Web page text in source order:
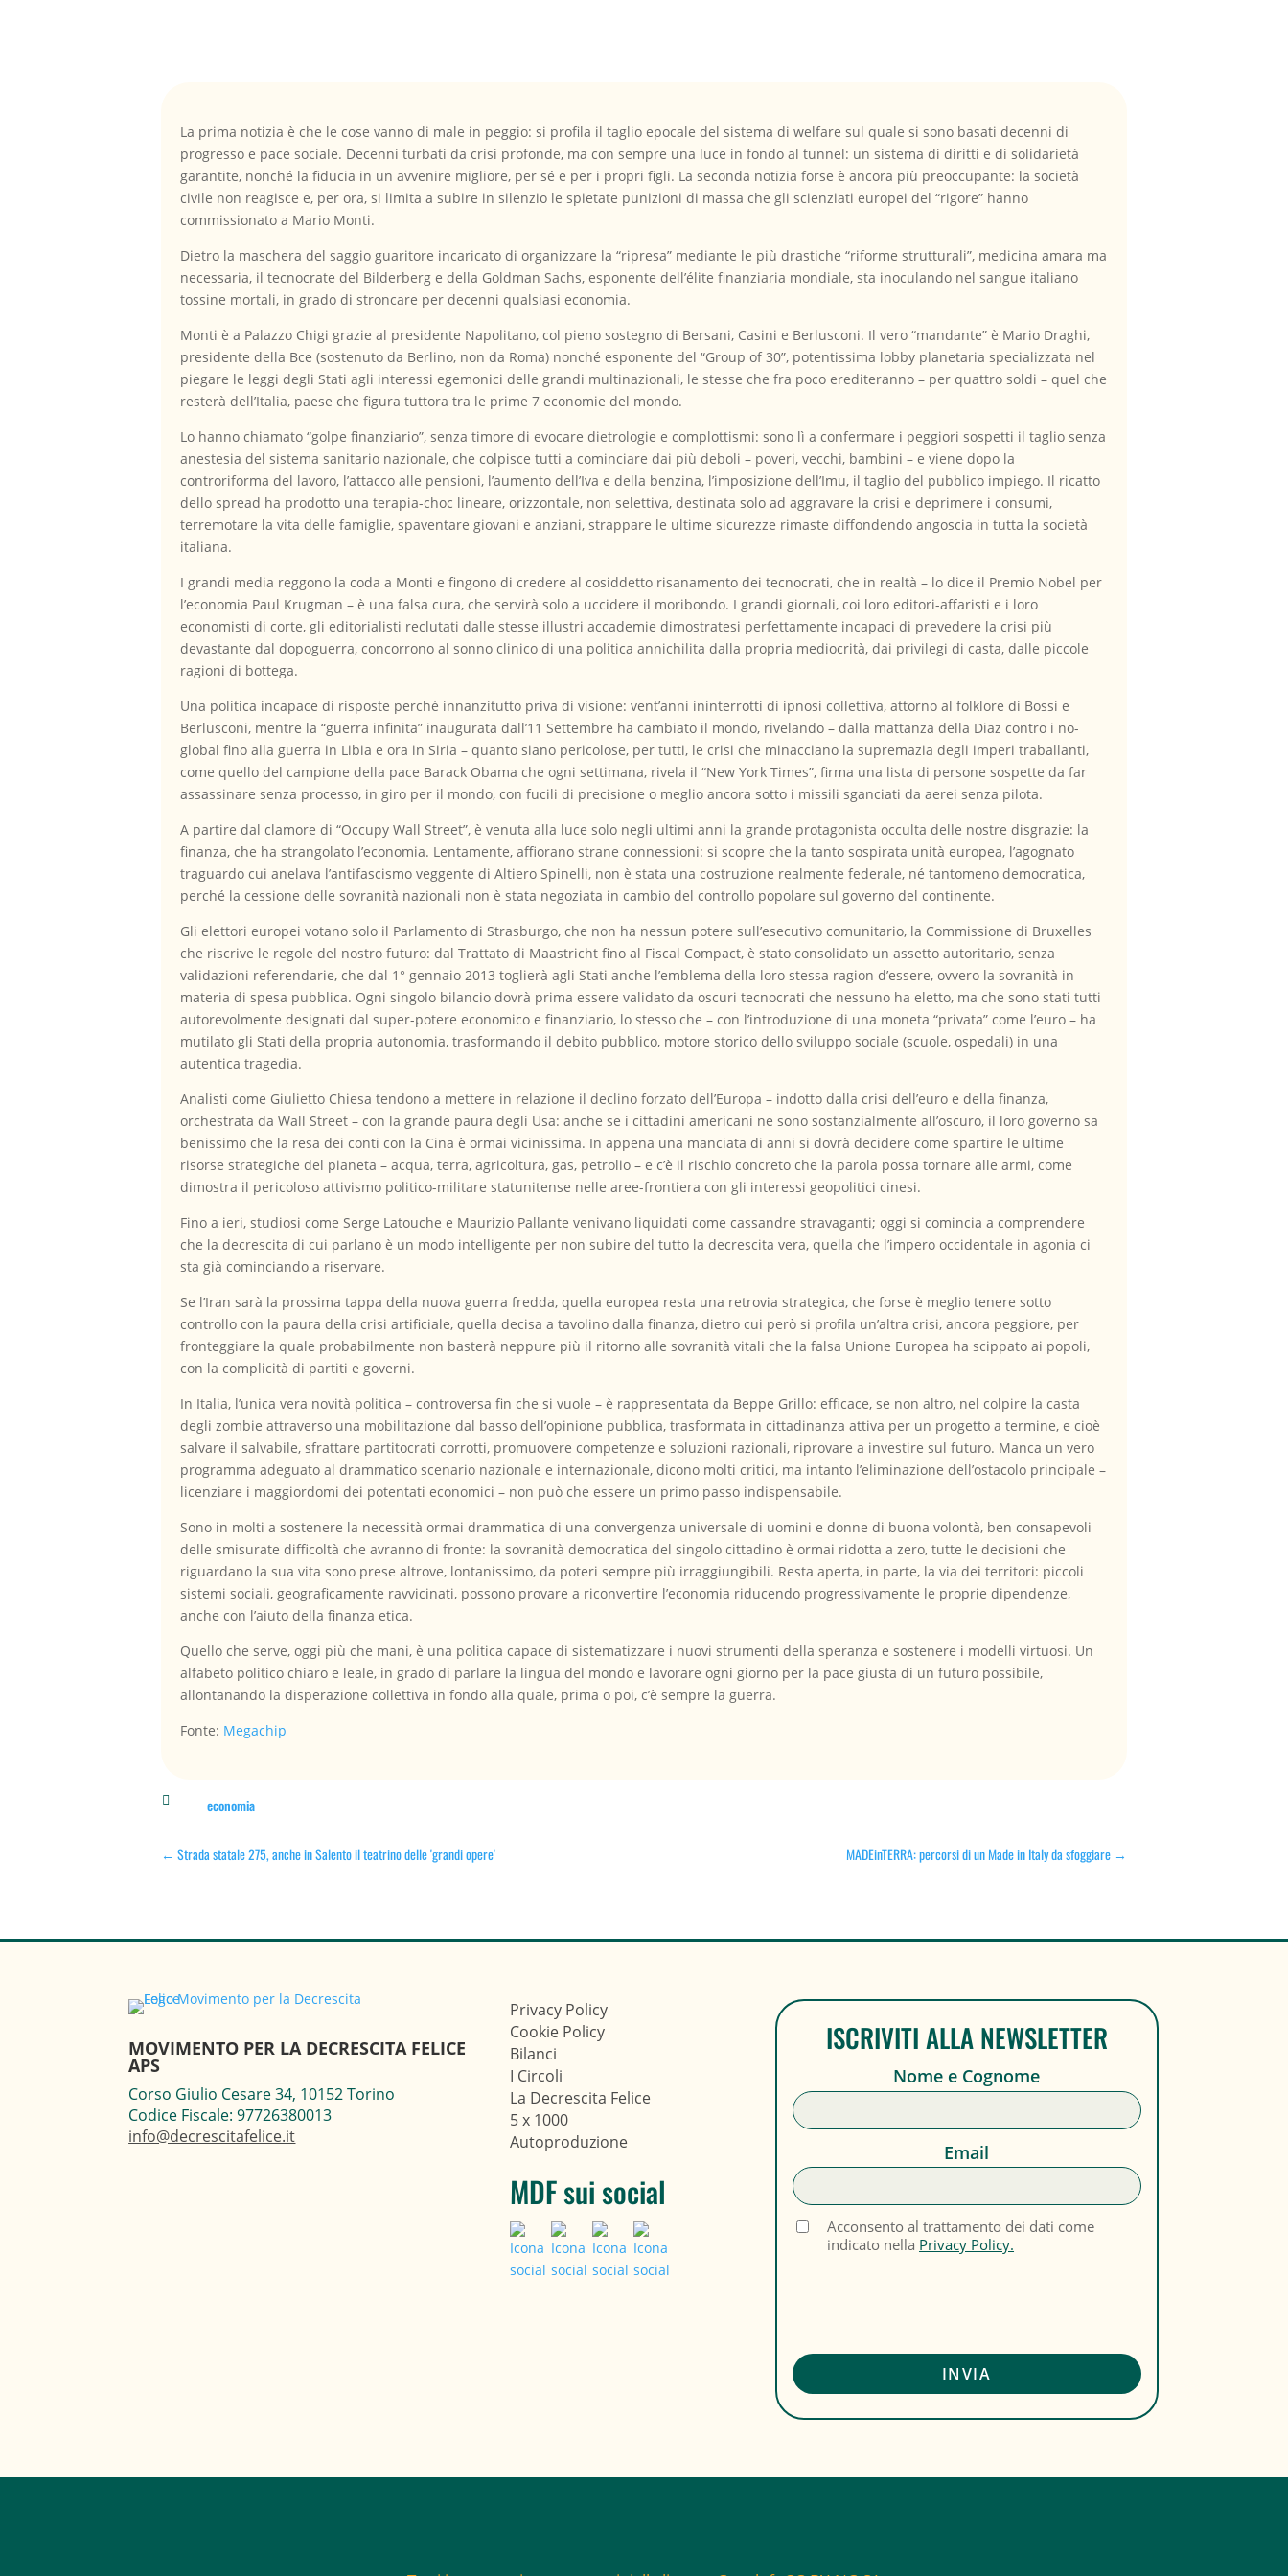
La prima notizia è che le cose vanno di male in peggio: si profila il taglio epocale del sistema di welfare sul quale si sono basati decenni di
progresso e pace sociale. Decenni turbati da crisi profonde, ma con sempre una luce in fondo al tunnel: un sistema di diritti e di solidarietà
garantite, nonché la fiducia in un avvenire migliore, per sé e per i propri figli. La seconda notizia forse è ancora più preoccupante: la società
civile non reagisce e, per ora, si limita a subire in silenzio le spietate punizioni di massa che gli scienziati europei del “rigore” hanno
commissionato a Mario Monti.
Dietro la maschera del saggio guaritore incaricato di organizzare la “ripresa” mediante le più drastiche “riforme strutturali”, medicina amara ma
necessaria, il tecnocrate del Bilderberg e della Goldman Sachs, esponente dell’élite finanziaria mondiale, sta inoculando nel sangue italiano
tossine mortali, in grado di stroncare per decenni qualsiasi economia.
Monti è a Palazzo Chigi grazie al presidente Napolitano, col pieno sostegno di Bersani, Casini e Berlusconi. Il vero “mandante” è Mario Draghi,
presidente della Bce (sostenuto da Berlino, non da Roma) nonché esponente del “Group of 30”, potentissima lobby planetaria specializzata nel
piegare le leggi degli Stati agli interessi egemonici delle grandi multinazionali, le stesse che fra poco erediteranno – per quattro soldi – quel che
resterà dell’Italia, paese che figura tuttora tra le prime 7 economie del mondo.
Lo hanno chiamato “golpe finanziario”, senza timore di evocare dietrologie e complottismi: sono lì a confermare i peggiori sospetti il taglio senza
anestesia del sistema sanitario nazionale, che colpisce tutti a cominciare dai più deboli – poveri, vecchi, bambini – e viene dopo la
controriforma del lavoro, l’attacco alle pensioni, l’aumento dell’Iva e della benzina, l’imposizione dell’Imu, il taglio del pubblico impiego. Il ricatto
dello spread ha prodotto una terapia-choc lineare, orizzontale, non selettiva, destinata solo ad aggravare la crisi e deprimere i consumi,
terremotare la vita delle famiglie, spaventare giovani e anziani, strappare le ultime sicurezze rimaste diffondendo angoscia in tutta la società
italiana.
I grandi media reggono la coda a Monti e fingono di credere al cosiddetto risanamento dei tecnocrati, che in realtà – lo dice il Premio Nobel per
l’economia Paul Krugman – è una falsa cura, che servirà solo a uccidere il moribondo. I grandi giornali, coi loro editori-affaristi e i loro
economisti di corte, gli editorialisti reclutati dalle stesse illustri accademie dimostratesi perfettamente incapaci di prevedere la crisi più
devastante dal dopoguerra, concorrono al sonno clinico di una politica annichilita dalla propria mediocrità, dai privilegi di casta, dalle piccole
ragioni di bottega.
Una politica incapace di risposte perché innanzitutto priva di visione: vent’anni ininterrotti di ipnosi collettiva, attorno al folklore di Bossi e
Berlusconi, mentre la “guerra infinita” inaugurata dall’11 Settembre ha cambiato il mondo, rivelando – dalla mattanza della Diaz contro i no-
global fino alla guerra in Libia e ora in Siria – quanto siano pericolose, per tutti, le crisi che minacciano la supremazia degli imperi traballanti,
come quello del campione della pace Barack Obama che ogni settimana, rivela il “New York Times”, firma una lista di persone sospette da far
assassinare senza processo, in giro per il mondo, con fucili di precisione o meglio ancora sotto i missili sganciati da aerei senza pilota.
A partire dal clamore di “Occupy Wall Street”, è venuta alla luce solo negli ultimi anni la grande protagonista occulta delle nostre disgrazie: la
finanza, che ha strangolato l’economia. Lentamente, affiorano strane connessioni: si scopre che la tanto sospirata unità europea, l’agognato
traguardo cui anelava l’antifascismo veggente di Altiero Spinelli, non è stata una costruzione realmente federale, né tantomeno democratica,
perché la cessione delle sovranità nazionali non è stata negoziata in cambio del controllo popolare sul governo del continente.
Gli elettori europei votano solo il Parlamento di Strasburgo, che non ha nessun potere sull’esecutivo comunitario, la Commissione di Bruxelles
che riscrive le regole del nostro futuro: dal Trattato di Maastricht fino al Fiscal Compact, è stato consolidato un assetto autoritario, senza
validazioni referendarie, che dal 1° gennaio 2013 toglierà agli Stati anche l’emblema della loro stessa ragion d’essere, ovvero la sovranità in
materia di spesa pubblica. Ogni singolo bilancio dovrà prima essere validato da oscuri tecnocrati che nessuno ha eletto, ma che sono stati tutti
autorevolmente designati dal super-potere economico e finanziario, lo stesso che – con l’introduzione di una moneta “privata” come l’euro – ha
mutilato gli Stati della propria autonomia, trasformando il debito pubblico, motore storico dello sviluppo sociale (scuole, ospedali) in una
autentica tragedia.
Analisti come Giulietto Chiesa tendono a mettere in relazione il declino forzato dell’Europa – indotto dalla crisi dell’euro e della finanza,
orchestrata da Wall Street – con la grande paura degli Usa: anche se i cittadini americani ne sono sostanzialmente all’oscuro, il loro governo sa
benissimo che la resa dei conti con la Cina è ormai vicinissima. In appena una manciata di anni si dovrà decidere come spartire le ultime
risorse strategiche del pianeta – acqua, terra, agricoltura, gas, petrolio – e c’è il rischio concreto che la parola possa tornare alle armi, come
dimostra il pericoloso attivismo politico-militare statunitense nelle aree-frontiera con gli interessi geopolitici cinesi.
Fino a ieri, studiosi come Serge Latouche e Maurizio Pallante venivano liquidati come cassandre stravaganti; oggi si comincia a comprendere
che la decrescita di cui parlano è un modo intelligente per non subire del tutto la decrescita vera, quella che l’impero occidentale in agonia ci
sta già cominciando a riservare.
Se l’Iran sarà la prossima tappa della nuova guerra fredda, quella europea resta una retrovia strategica, che forse è meglio tenere sotto
controllo con la paura della crisi artificiale, quella decisa a tavolino dalla finanza, dietro cui però si profila un’altra crisi, ancora peggiore, per
fronteggiare la quale probabilmente non basterà neppure più il ritorno alle sovranità vitali che la falsa Unione Europea ha scippato ai popoli,
con la complicità di partiti e governi.
In Italia, l’unica vera novità politica – controversa fin che si vuole – è rappresentata da Beppe Grillo: efficace, se non altro, nel colpire la casta
degli zombie attraverso una mobilitazione dal basso dell’opinione pubblica, trasformata in cittadinanza attiva per un progetto a termine, e cioè
salvare il salvabile, sfrattare partitocrati corrotti, promuovere competenze e soluzioni razionali, riprovare a investire sul futuro. Manca un vero
programma adeguato al drammatico scenario nazionale e internazionale, dicono molti critici, ma intanto l’eliminazione dell’ostacolo principale –
licenziare i maggiordomi dei potentati economici – non può che essere un primo passo indispensabile.
Sono in molti a sostenere la necessità ormai drammatica di una convergenza universale di uomini e donne di buona volontà, ben consapevoli
delle smisurate difficoltà che avranno di fronte: la sovranità democratica del singolo cittadino è ormai ridotta a zero, tutte le decisioni che
riguardano la sua vita sono prese altrove, lontanissimo, da poteri sempre più irraggiungibili. Resta aperta, in parte, la via dei territori: piccoli
sistemi sociali, geograficamente ravvicinati, possono provare a riconvertire l’economia riducendo progressivamente le proprie dipendenze,
anche con l’aiuto della finanza etica.
Quello che serve, oggi più che mani, è una politica capace di sistematizzare i nuovi strumenti della speranza e sostenere i modelli virtuosi. Un
alfabeto politico chiaro e leale, in grado di parlare la lingua del mondo e lavorare ogni giorno per la pace giusta di un futuro possibile,
allontanando la disperazione collettiva in fondo alla quale, prima o poi, c’è sempre la guerra.
Fonte: Megachip
 economia
←Strada statale 275, anche in Salento il teatrino delle 'grandi opere' MADEinTERRA: percorsi di un Made in Italy da sfoggiare→
MOVIMENTO PER LA DECRESCITA FELICE
APS
Corso Giulio Cesare 34, 10152 Torino
Codice Fiscale: 97726380013
info@decrescitafelice.it
Privacy Policy
Cookie Policy
Bilanci
I Circoli
La Decrescita Felice
5 x 1000
Autoproduzione
MDF sui social
ISCRIVITI ALLA NEWSLETTER
Nome e Cognome
Email
Acconsento al trattamento dei dati come
indicato nella Privacy Policy.